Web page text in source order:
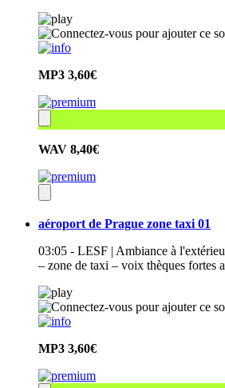
MP3 3,60€
WAV 8,40€
aéroport de Prague zone taxi 01
03:05 - LESF | Ambiance à
– zone de taxi – voix thèques fortes
MP3 3,60€